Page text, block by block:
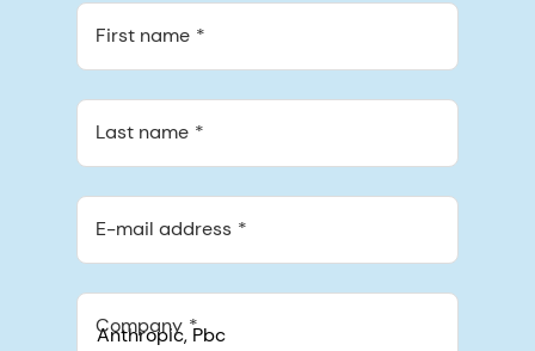
First name
Last name
E-mail address
Company